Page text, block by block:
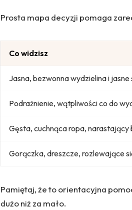
Prosta mapa decyzji pomaga
Co widzisz
Jasna, bezwonna wydzielina i
Podrażnienie, wątpliwości co do
Gęsta, cuchnąca ropa, narastający
Gorączka, dreszcze, rozlewające
Pamiętaj, że to orientacyjna
dużo niż za mało.